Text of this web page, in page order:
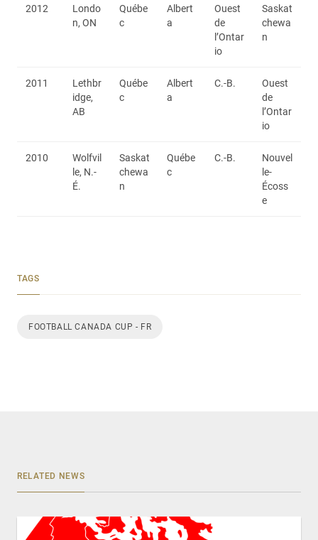
2012
Londo
n, ON
Québe
c
Albert
a
Ouest
de
l’Ontar
io
Saskat
chewa
n
2011
Lethbr
idge,
AB
Québe
c
Albert
a
C.-B.
Ouest
de
l’Ontar
io
2010
Wolfvil
le, N.-
É.
Saskat
chewa
n
Québe
c
C.-B.
Nouvel
le-
Écoss
e
TAGS
FOOTBALL CANADA CUP - FR
RELATED NEWS